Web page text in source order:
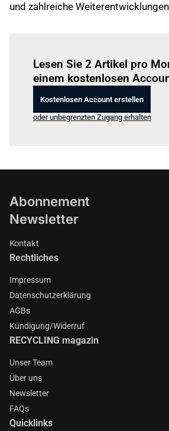
und zahlreiche
Lesen Sie 2 Artikel pro
einem kostenlosen
Kostenlosen Account erstellen
oder unbegrenzten Zugang erhalten
Abonnement
Newsletter
Kontakt
Rechtliches
Impressum
Datenschutzerklärung
AGBs
Kündigung/Widerruf
RECYCLING magazin
Unser Team
Über uns
Newsletter
FAQs
Quicklinks